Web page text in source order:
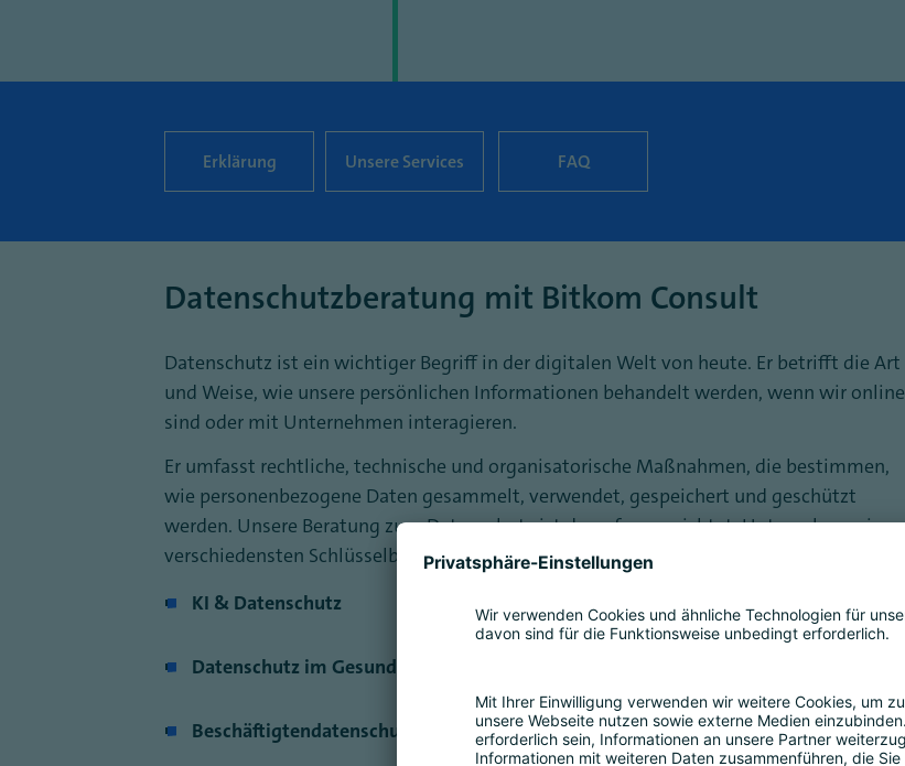
Erklärung Unsere Services FAQ
Datenschutzberatung mit Bitkom Consult
Datenschutz ist ein wichtiger Begriff in der digitalen Welt von heute. Er betrifft die Art
und Weise, wie unsere persönlichen Informationen behandelt werden, wenn wir online
sind oder mit Unternehmen interagieren.
Er umfasst rechtliche, technische und organisatorische Maßnahmen, die bestimmen,
wie personenbezogene Daten gesammelt, verwendet, gespeichert und geschützt
werden. Unsere Beratung zum Datenschutz ist darauf ausgerichtet, Unternehmen in
verschiedensten Schlüsselbereichen zu unterstützen:
KI & Datenschutz
Datenschutz im Gesundheitswesen
Beschäftigtendatenschutz